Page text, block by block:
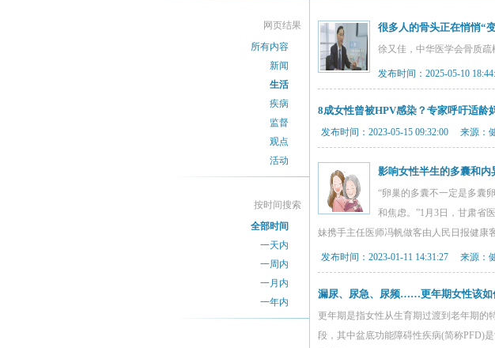
网页结果
所有内容
新闻
生活
疾病
监督
观点
活动
按时间搜索
全部时间
一天内
一周内
一月内
一年内
很多人的骨头正在悄悄“
徐又佳，中华医学会骨质
发布时间：2025-05-10
8成女性曾被HPV感染？专家呼吁适龄
发布时间：2023-05-15 09:32:00 来源：
影响女性半生的多囊和内
“卵巢的多囊不一定是多囊
和焦虑。”1月3日，甘肃省
妹携手主任医师冯帆做客由人民日报健康
发布时间：2023-01-11 14:31:27 来源：
漏尿、尿急、尿频……更年期女性该如
更年期是指女性从生育期过渡到老年期的
段，其中盆底功能障碍性疾病(简称PFD)